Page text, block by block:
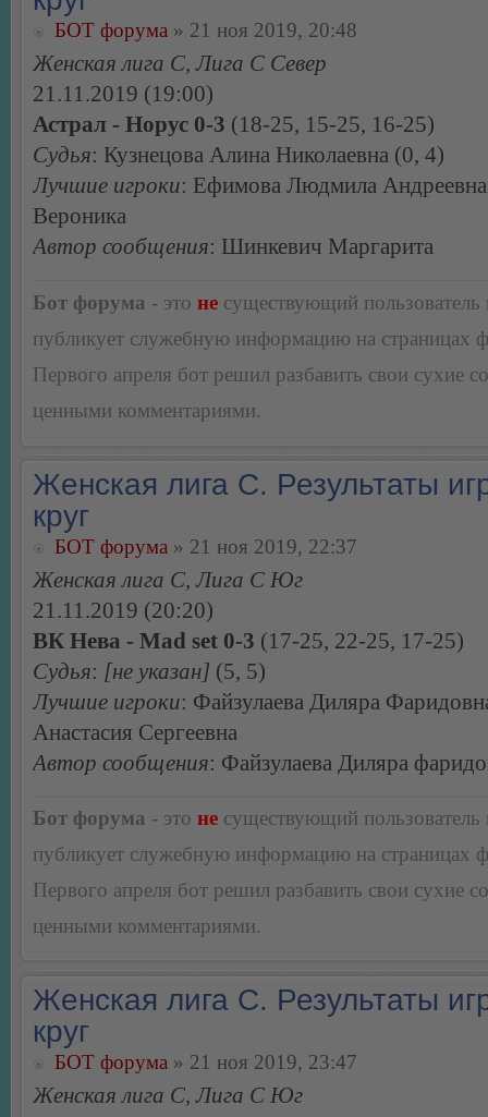
БОТ форума » 21 ноя 2019, 20:48
Женская лига С, Лига С Север
21.11.2019 (19:00)
Астрал - Норус 0-3 (18-25, 15-25, 16-25)
Судья: Кузнецова Алина Николаевна (0, 4)
Лучшие игроки: Ефимова Людмила
Вероника
Автор сообщения: Шинкевич Маргарита
Бот форума - это не существующий пользователь
публикует служебную информацию на страницах
Первого апреля бот решил разбавить свои сухие
ценными комментариями.
Женская лига С. Результаты
круг
БОТ форума » 21 ноя 2019, 22:37
Женская лига С, Лига С Юг
21.11.2019 (20:20)
ВК Нева - Mad set 0-3 (17-25, 22-25, 17-25)
Судья: [не указан] (5, 5)
Лучшие игроки: Файзулаева Диляра
Анастасия Сергеевна
Автор сообщения: Файзулаева Диляра
Бот форума - это не существующий пользователь
публикует служебную информацию на страницах
Первого апреля бот решил разбавить свои сухие
ценными комментариями.
Женская лига С. Результаты
круг
БОТ форума » 21 ноя 2019, 23:47
Женская лига С, Лига С Юг